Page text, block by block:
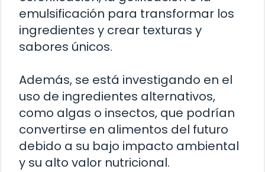
emulsificación para transformar los
ingredientes y crear texturas y
sabores únicos.
Además, se está investigando en el
uso de ingredientes alternativos,
como algas o insectos, que podrían
convertirse en alimentos del futuro
debido a su bajo impacto ambiental
y su alto valor nutricional.